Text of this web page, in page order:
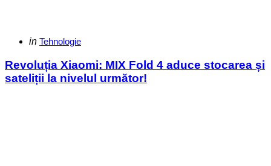
Categories
Posted
in Tehnologie
Revoluția Xiaomi: MIX Fold 4 aduce stocarea și
sateliții la nivelul următor!